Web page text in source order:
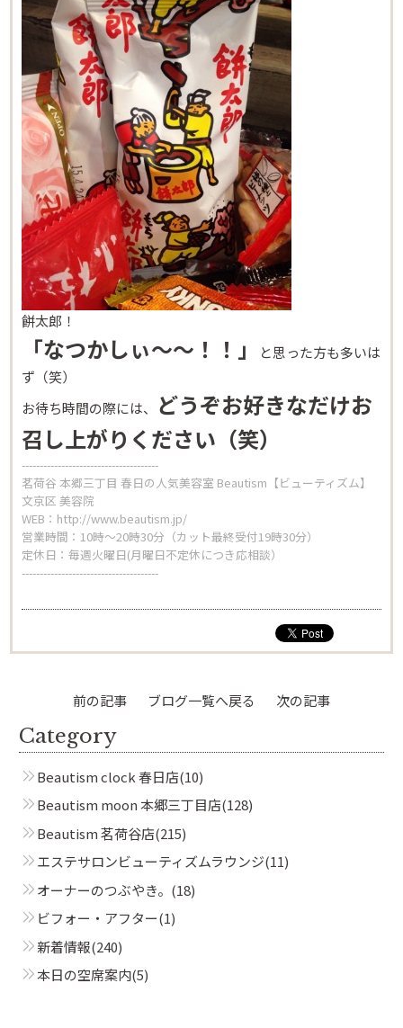
餅太郎！
「なつかしぃ～～！！」
と思った方も多いは
ず（笑）
お待ち時間の際には、
どうぞお好きなだけお
召し上がりください（笑）
--------------------------------------
茗荷谷 本郷三丁目 春日の人気美容室 Beautism【ビューティズム】
文京区 美容院
WEB： http://www.beautism.jp/
営業時間：10時～20時30分（カット最終受付19時30分）
定休日：毎週火曜日(月曜日不定休につき応相談）
--------------------------------------
前の記事 ブログ一覧へ戻る 次の記事
Category
Beautism clock 春日店(10)
Beautism moon 本郷三丁目店(128)
Beautism 茗荷谷店(215)
エステサロンビューティズムラウンジ(11)
オーナーのつぶやき。 (18)
ビフォー・アフター(1)
新着情報(240)
本日の空席案内(5)
Beautism
茗荷谷店
Beautism
本郷三丁目店
Beautism
loundge